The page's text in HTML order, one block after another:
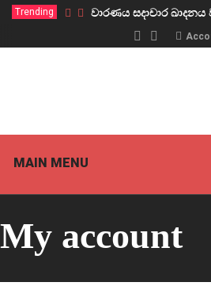
Trending වාරණය සදාචාර
MAIN MENU
My account